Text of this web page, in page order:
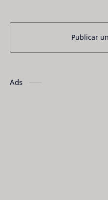
Publicar
Ads